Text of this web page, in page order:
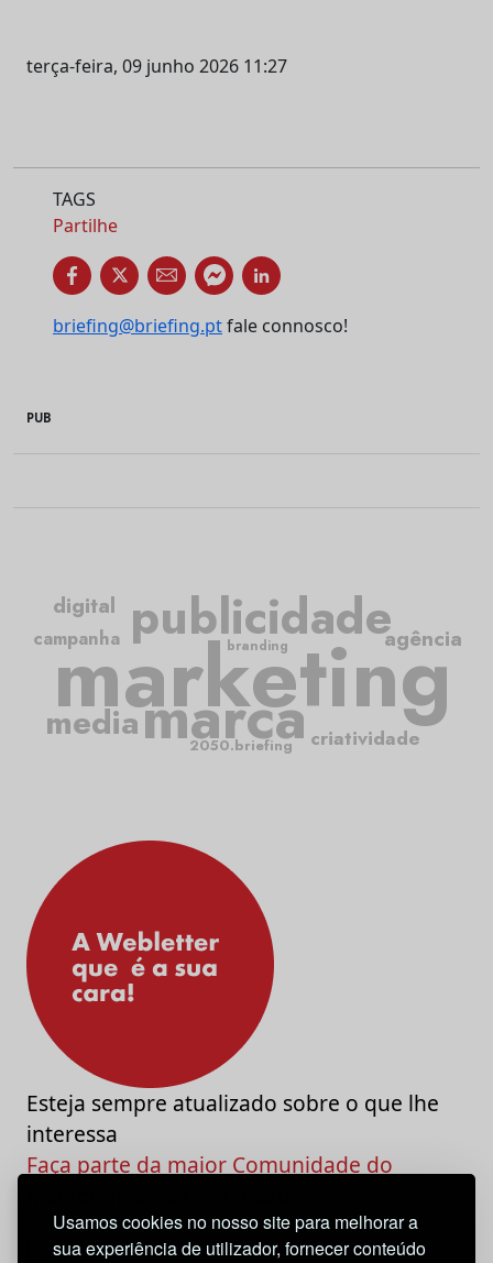
Usamos cookies no nosso site para melhorar a
sua experiência de utilizador, fornecer conteúdo
terça-feira, 09 junho 2026 11:27
TAGS
Partilhe
briefing@briefing.ptfale connosco!
PUB
marketing
publicidade
marca criatividade
campanha
media
agência
digital
2050.briefing
branding
Esteja sempre atualizado sobre o que lhe
interessa
Faça parte da maior Comunidade do